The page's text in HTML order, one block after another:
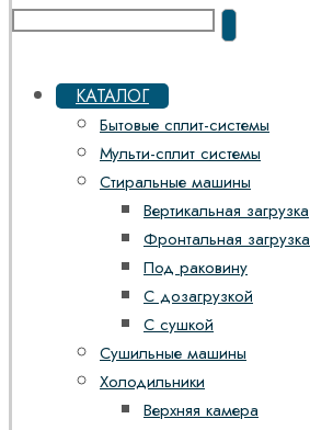
КАТАЛОГ
Бытовые сплит-системы
Мульти-сплит системы
Стиральные машины
Вертикальная загрузка
Фронтальная загрузка
Под раковину
С дозагрузкой
С сушкой
Сушильные машины
Холодильники
Верхняя камера